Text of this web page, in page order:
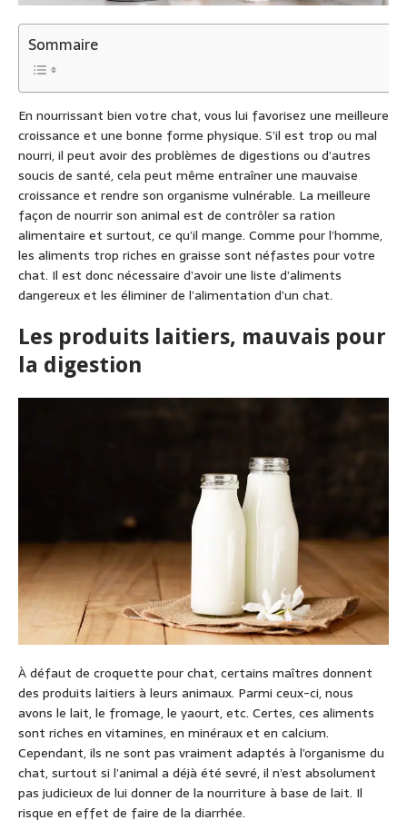
Sommaire
En nourrissant bien votre chat, vous lui favorisez une meilleure
croissance et une bonne forme physique. S’il est trop ou mal
nourri, il peut avoir des problèmes de digestions ou d’autres
soucis de santé, cela peut même entraîner une mauvaise
croissance et rendre son organisme vulnérable. La meilleure
façon de nourrir son animal est de contrôler sa ration
alimentaire et surtout, ce qu’il mange. Comme pour l’homme,
les aliments trop riches en graisse sont néfastes pour votre
chat. Il est donc nécessaire d’avoir une liste d’aliments
dangereux et les éliminer de l’alimentation d’un chat.
Les produits laitiers, mauvais pour
la digestion
À défaut de croquette pour chat, certains maîtres donnent
des produits laitiers à leurs animaux. Parmi ceux-ci, nous
avons le lait, le fromage, le yaourt, etc. Certes, ces aliments
sont riches en vitamines, en minéraux et en calcium.
Cependant, ils ne sont pas vraiment adaptés à l’organisme du
chat, surtout si l’animal a déjà été sevré, il n’est absolument
pas judicieux de lui donner de la nourriture à base de lait. Il
risque en effet de faire de la diarrhée.